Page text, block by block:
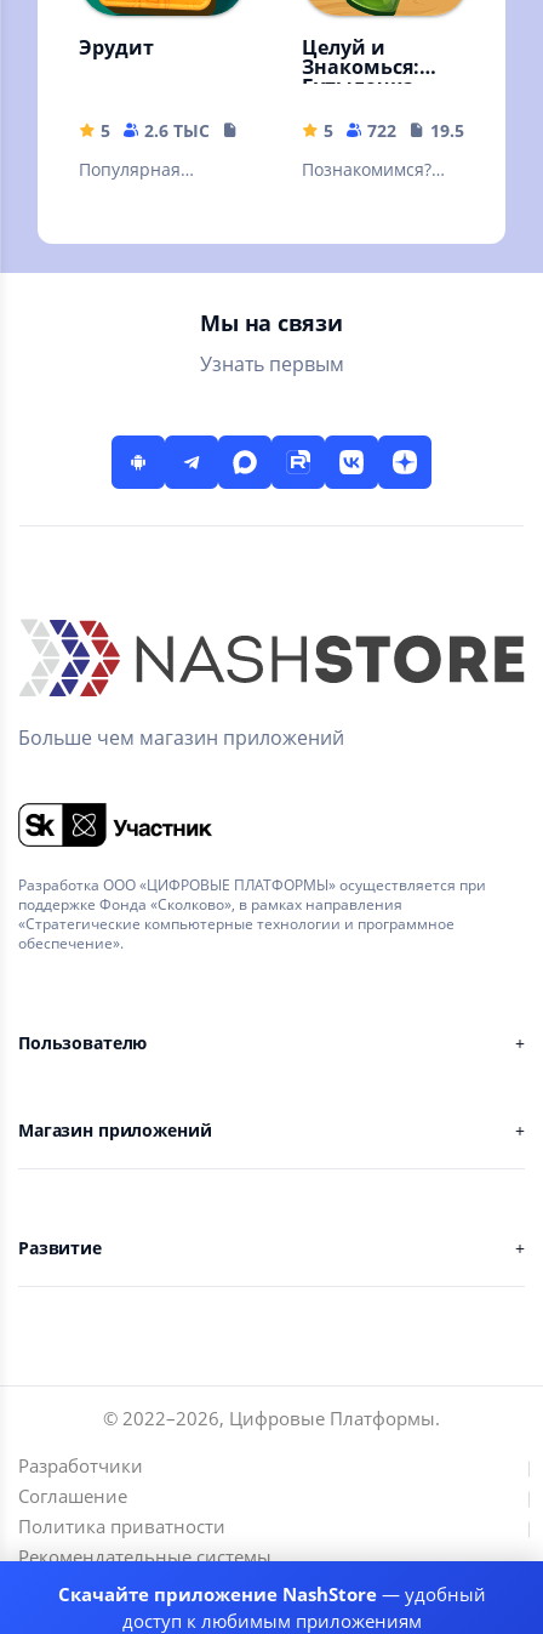
Эрудит
5 2.6 ТЫС
42.89 MB
Популярная
Знакомая многим с
детства
Целуй и
Знакомься:
Бутылочка
5 722
19.57 MB
Познакомимся?
чат "Бутылочка" -
игра для взрослых
Мы на связи
Узнать первым
Больше чем магазин приложений
Разработка ООО «ЦИФРОВЫЕ ПЛАТФОРМЫ» осуществляется при
поддержке Фонда «Сколково», в рамках направления
«Стратегические компьютерные технологии и программное
обеспечение».
Пользователю
Магазин приложений
Развитие
© 2022–2026, Цифровые Платформы.
Разработчики
Соглашение
Политика приватности
Рекомендательные системы
Скачайте приложение NashStore— удобный
доступ к любимым приложениям